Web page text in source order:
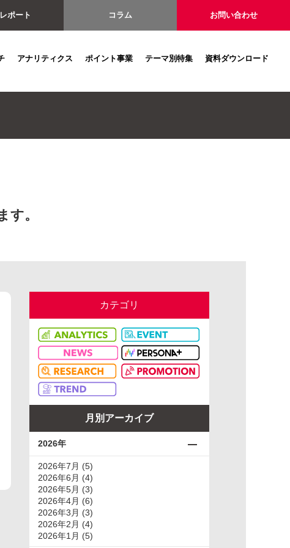
ポート コラム お問い合わせ
アナリティクス ポイント事業 テーマ別特集 資料ダウンロード
す。
カテゴリ
月別アーカイブ
2026年
2026年7月 (5)
2026年6月 (4)
2026年5月 (3)
2026年4月 (6)
2026年3月 (3)
2026年2月 (4)
2026年1月 (5)